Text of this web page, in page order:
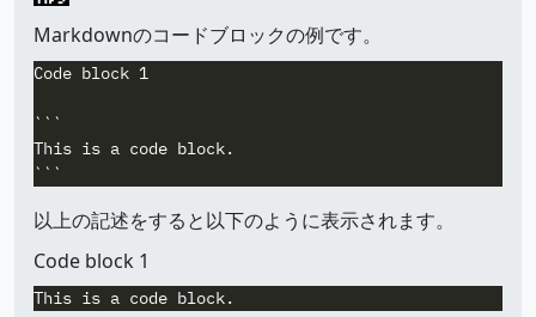
Markdownのコードブロックの例です。
Code block 1
```
This is a code block.
以上の記述をすると以下のように表示されます。
Code block 1